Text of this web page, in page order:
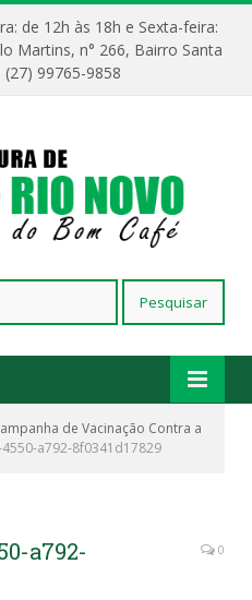
de 12h às 18h e Sexta-feira:
Martins, n° 266, Bairro Santa
(27) 99765-9858
de Vacinação Contra a
a792-8f0341d17829
a792-
0